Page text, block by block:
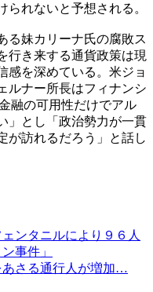
られないと予想される。
る妹カリーナ氏の腐敗ス
行き来する通貨政策は現
感を深めている。米ジョ
ルナー所長はフィナンシ
融の可用性だけでアル
」とし「政治勢力が一貫
が訪れるだろう」と話し
ンタニルにより９６人
事件」
あさる通行人が増加…